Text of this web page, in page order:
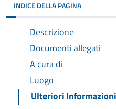
INDICE DELLA PAGINA
Descrizione
Documenti allegati
A cura di
Luogo
Ulteriori Informazioni